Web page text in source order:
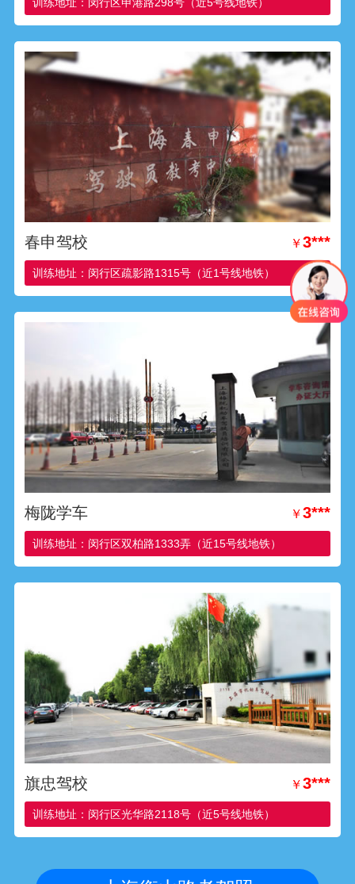
春申驾校 ￥3***
训练地址：闵行区疏影路1315号（近1号线地铁）
梅陇学车 ￥3***
训练地址：闵行区双柏路1333弄（近15号线地铁）
旗忠驾校 ￥3***
训练地址：闵行区光华路2118号（近5号线地铁）